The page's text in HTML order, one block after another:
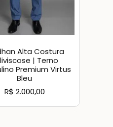
Alta Costura
| Terno
Premium Virtus
Bleu
R$ 2.000,00